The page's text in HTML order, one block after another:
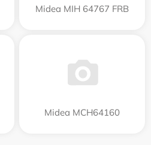
Midea MIH 64767 FRB
Midea MCH64160